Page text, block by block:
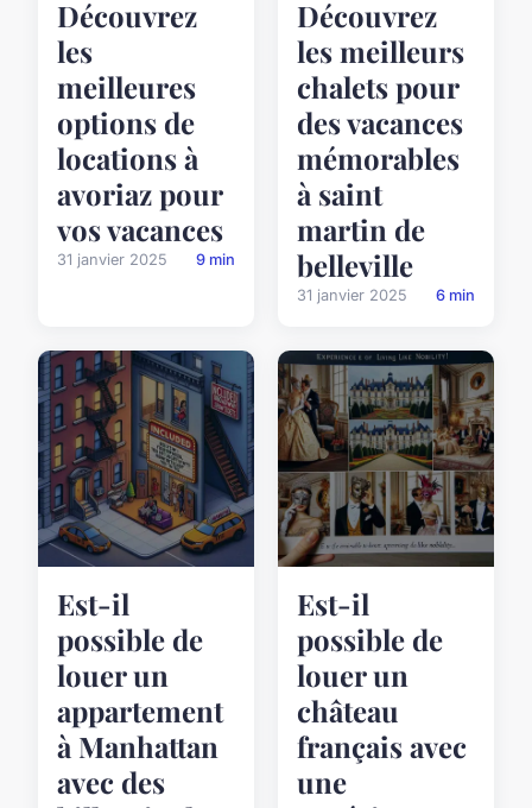
Découvrez
les
meilleures
options de
locations à
avoriaz pour
vos vacances
31 janvier 2025 9 min
Découvrez
les meilleurs
chalets pour
des vacances
mémorables
à saint
martin de
belleville
31 janvier 2025 6 min
Est-il
possible de
louer un
appartement
à Manhattan
avec des
Est-il
possible de
louer un
château
français avec
une